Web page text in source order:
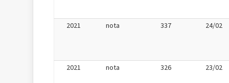
2021 nota 337 24/02
2021 nota 326 23/02